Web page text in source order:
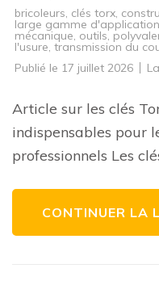
bricoleurs clés torx
large gamme
mécanique outils,
l'usure transmission du
Publié le 17 juillet 2026
Article sur les clés
indispensables pour
professionnels Les
CONTINUER LA